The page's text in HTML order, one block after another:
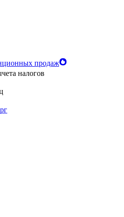
продаж
налогов